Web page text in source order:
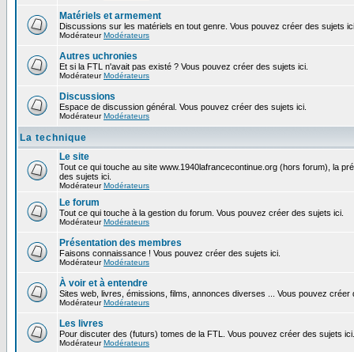
Matériels et armement
Discussions sur les matériels en tout genre. Vous pouvez créer des sujets
ModérateurModérateurs
Autres uchronies
Et si la FTL n'avait pas existé ? Vous pouvez créer des sujets ici.
ModérateurModérateurs
Discussions
Espace de discussion général. Vous pouvez créer des sujets ici.
ModérateurModérateurs
La technique
Le site
Tout ce qui touche au site www.1940lafrancecontinue.org (hors forum), la
des sujets ici.
ModérateurModérateurs
Le forum
Tout ce qui touche à la gestion du forum. Vous pouvez créer des sujets ici.
ModérateurModérateurs
Présentation des membres
Faisons connaissance ! Vous pouvez créer des sujets ici.
ModérateurModérateurs
À voir et à entendre
Sites web, livres, émissions, films, annonces diverses ... Vous pouvez créer
ModérateurModérateurs
Les livres
Pour discuter des (futurs) tomes de la FTL. Vous pouvez créer des sujets ici.
ModérateurModérateurs